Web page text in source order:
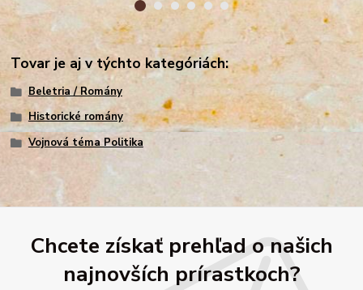
Tovar je aj v týchto kategóriách:
Beletria / Romány
Historické romány
Vojnová téma Politika
Chcete získať prehľad o našich
najnovších prírastkoch?